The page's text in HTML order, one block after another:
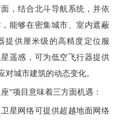
，结合北斗导航系统，并依
能够在密集城市、室内遮蔽
提供厘米级的高精度定位服
遥感，可为低空飞行器提供
城市建筑的动态变化。
”项目意味着三方面机遇：
星网络可提供超越地面网络